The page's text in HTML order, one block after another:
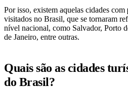
Por isso, existem aquelas cidades com
visitados no Brasil, que se tornaram
nível nacional, como Salvador, Porto
de Janeiro, entre outras.
Quais são as cidades
do Brasil?